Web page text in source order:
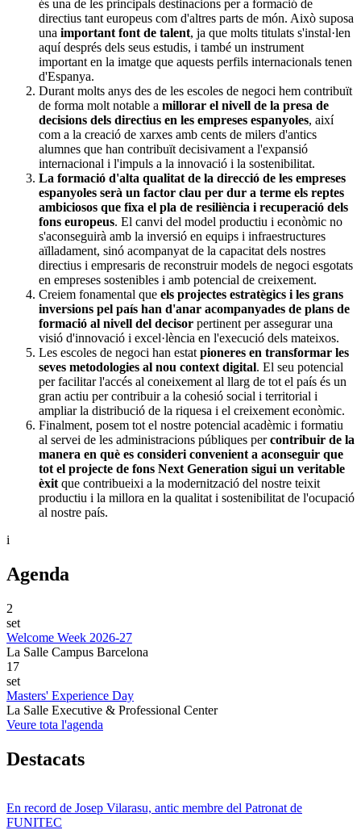
és una de les principals destinacions per a formació de
directius tant europeus com d'altres parts de món. Això suposa
una important font de talent, ja que molts titulats s'instal·len
aquí després dels seus estudis, i també un instrument
important en la imatge que aquests perfils internacionals tenen
d'Espanya.
Durant molts anys des de les escoles de negoci hem contribuït
de forma molt notable a millorar el nivell de la presa de
decisions dels directius en les empreses espanyoles, així
com a la creació de xarxes amb cents de milers d'antics
alumnes que han contribuït decisivament a l'expansió
internacional i l'impuls a la innovació i la sostenibilitat.
La formació d'alta qualitat de la direcció de les empreses
espanyoles serà un factor clau per dur a terme els reptes
ambiciosos que fixa el pla de resiliència i recuperació dels
fons europeus. El canvi del model productiu i econòmic no
s'aconseguirà amb la inversió en equips i infraestructures
aïlladament, sinó acompanyat de la capacitat dels nostres
directius i empresaris de reconstruir models de negoci esgotats
en empreses sostenibles i amb potencial de creixement.
Creiem fonamental que els projectes estratègics i les grans
inversions pel país han d'anar acompanyades de plans de
formació al nivell del decisor pertinent per assegurar una
visió d'innovació i excel·lència en l'execució dels mateixos.
Les escoles de negoci han estat pioneres en transformar les
seves metodologies al nou context digital. El seu potencial
per facilitar l'accés al coneixement al llarg de tot el país és un
gran actiu per contribuir a la cohesió social i territorial i
ampliar la distribució de la riquesa i el creixement econòmic.
Finalment, posem tot el nostre potencial acadèmic i formatiu
al servei de les administracions públiques percontribuir de la
manera en què es consideri convenient a aconseguir que
tot el projecte de fons Next Generation sigui un veritable
èxit que contribueixi a la modernització del nostre teixit
productiu i la millora en la qualitat i sostenibilitat de l'ocupació
al nostre país.
i
Agenda
2
set
Welcome Week 2026-27
La Salle Campus Barcelona
17
set
Masters' Experience Day
La Salle Executive & Professional Center
Veure tota l'agenda
Destacats
En record de Josep Vilarasu, antic membre del Patronat de
FUNITEC